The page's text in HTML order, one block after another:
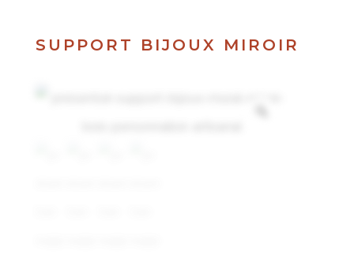
SUPPORT BIJOUX MIROIR